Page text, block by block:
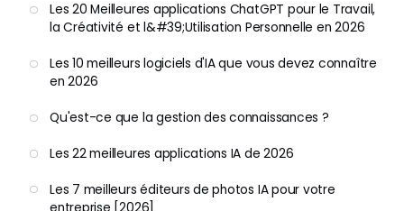
Les 20 Meilleures applications ChatGPT pour le Travail,
la Créativité et l&#39;Utilisation Personnelle en 2026
Les 10 meilleurs logiciels d'IA que vous devez connaître
en 2026
Qu'est-ce que la gestion des connaissances ?
Les 22 meilleures applications IA de 2026
Les 7 meilleurs éditeurs de photos IA pour votre
entreprise [2026]